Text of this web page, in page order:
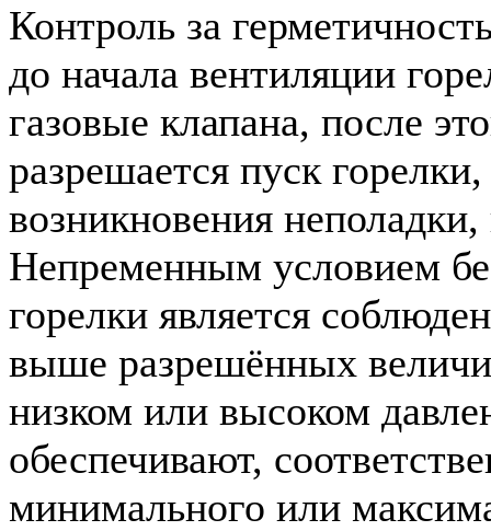
Контроль за
до начала вентиляции
газовые клапана, после
разрешается пуск
возникновения
Непременным условием
горелки является
выше разрешённых
низком или высоком
обеспечивают,
минимального или